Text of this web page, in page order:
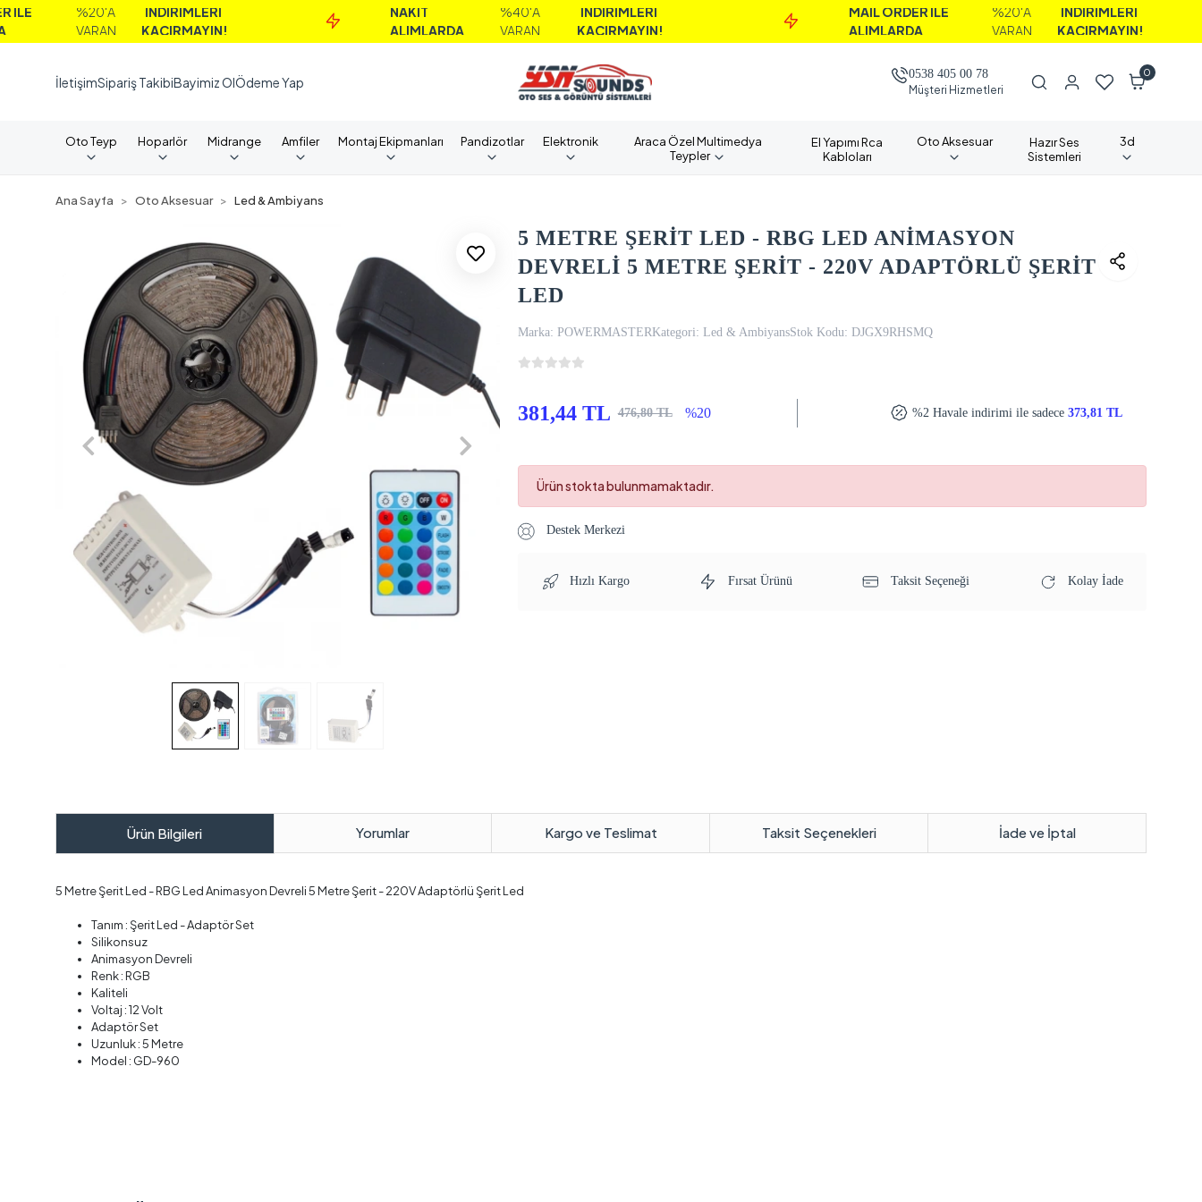
%20'A
İNDİRİMLERİ
KAÇIRMAYIN!
NAKİT
ALIMLARDA
VARAN
İNDİRİMLERİ
KAÇIRMAYIN!
MAİL ORDER İLE
ALIMLARDA
%20'A
İNDİRİMLERİ
KAÇIRMAYIN!
İletişimSipariş TakibiBayimiz OlÖdeme Yap
0538 405 00 78
Müşteri Hizmetleri
0
Oto Teyp Hoparlör Midrange Amfiler Montaj Ekipmanları Pandizotlar Elektronik
Araca Özel Multimedya
Teypler
El Yapımı Rca
Kabloları
Oto Aksesuar
Hazır Ses
Sistemleri
3d
Ana Sayfa Oto Aksesuar Led & Ambiyans
5 METRE ŞERİT LED - RBG LED ANİMASYON
DEVRELİ 5 METRE ŞERİT - 220V ADAPTÖRLÜ ŞERİT
LED
Marka: POWERMASTERKategori: Led & AmbiyansStok Kodu: DJGX9RHSMQ
381,44 TL 476,80 TL %20 %2 Havale indirimi ile sadece373,81 TL
Ürün stokta bulunmamaktadır.
Destek Merkezi
Hızlı Kargo Fırsat Ürünü Taksit Seçeneği Kolay İade
Ürün Bilgileri Yorumlar Kargo ve Teslimat Taksit Seçenekleri İade ve İptal
5 Metre Şerit Led - RBG Led Animasyon Devreli 5 Metre Şerit - 220V Adaptörlü Şerit Led
Tanım : Şerit Led - Adaptör Set
Silikonsuz
Animasyon Devreli
Renk : RGB
Kaliteli
Voltaj : 12 Volt
Adaptör Set
Uzunluk : 5 Metre
Model : GD-960